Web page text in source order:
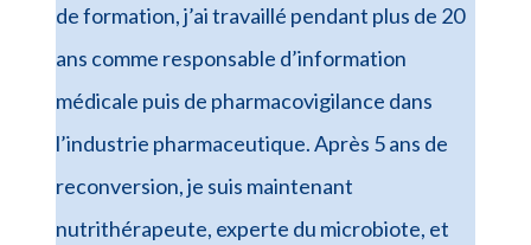
de formation, j’ai travaillé pendant plus de 20
ans comme responsable d’information
médicale puis de pharmacovigilance dans
l’industrie pharmaceutique. Après 5 ans de
reconversion, je suis maintenant
nutrithérapeute, experte du microbiote, et